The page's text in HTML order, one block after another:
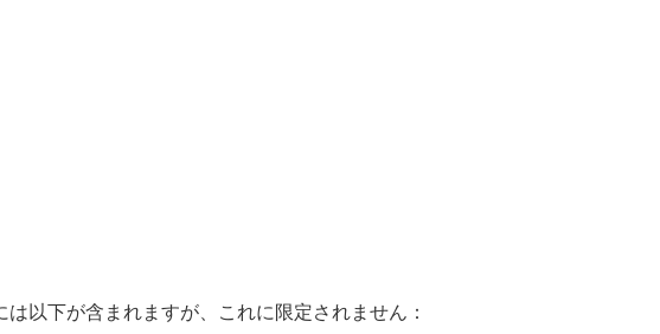
以下が含まれますが、これに限定されません：